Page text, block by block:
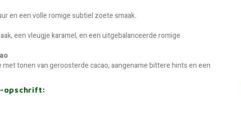
en een volle romige subtiel zoete smaak.
een vleugje karamel, en een uitgebalanceerde romige
tonen van geroosterde cacao, aangename bittere hints en een
opschrift: